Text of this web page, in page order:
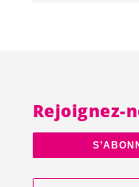
Rejoignez-